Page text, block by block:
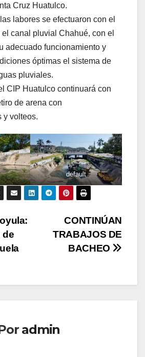
Cruz Huatulco.
labores se efectuaron con el
canal pluvial Chahué, con el
adecuado funcionamiento y
óptimas el sistema de
pluviales.
CIP Huatulco continuará con
de arena con
y volteos.
default
CONTINÚAN
TRABAJOS DE
BACHEO
de
admin